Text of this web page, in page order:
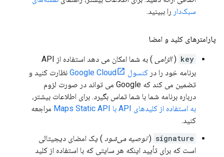
سبک‌دار را ببینید.
پارامترهای کلید و امضا
key
(الزامی
) به شما امکان می دهد استفاده از API
برنامه خود را در کنسول Google Cloud
نظارت کنید و
تضمین می کند که Google می تواند در صورت لزوم
درباره برنامه شما با شما تماس بگیرد. برای اطلاعات بیشتر،
به استفاده از کلیدهای API با Maps Static API
مراجعه
کنید.
signature
(توصیه می‌شود ) یک امضای دیجیتالی
است که برای تأیید اینکه هر سایتی که با استفاده از کلید